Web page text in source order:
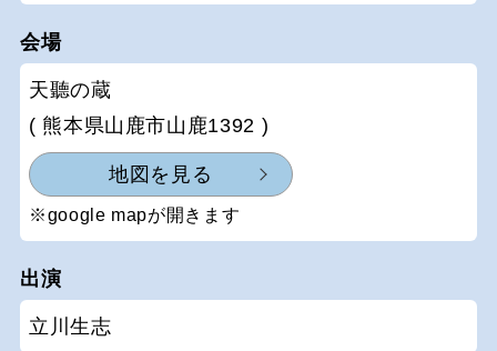
会場
天聽の蔵
( 熊本県山鹿市山鹿1392 )
地図を見る
※google mapが開きます
出演
立川生志